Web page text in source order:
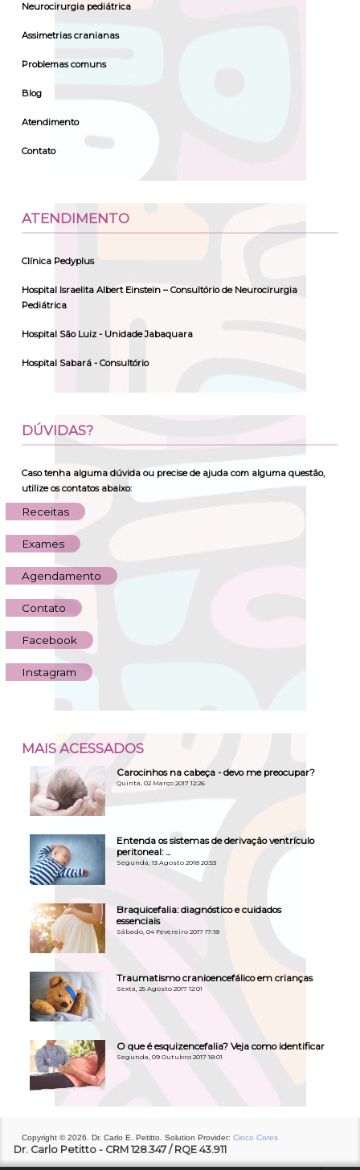
Neurocirurgia pediátrica
Assimetrias cranianas
Problemas comuns
Blog
Atendimento
Contato
ATENDIMENTO
Clínica Pedyplus
Hospital Israelita Albert Einstein – Consultório de Neurocirurgia
Pediátrica
Hospital São Luiz - Unidade Jabaquara
Hospital Sabará - Consultório
DÚVIDAS?
Caso tenha alguma dúvida ou precise de ajuda com alguma questão,
utilize os contatos abaixo:
Receitas
Exames
Agendamento
Contato
Facebook
Instagram
MAIS ACESSADOS
Carocinhos na cabeça - devo me preocupar?
Quinta, 02 Março 2017 12:26
Entenda os sistemas de derivação ventrículo
peritoneal: ...
Segunda, 13 Agosto 2018 20:53
Braquicefalia: diagnóstico e cuidados
essenciais
Sábado, 04 Fevereiro 2017 17:18
Traumatismo cranioencefálico em crianças
Sexta, 25 Agosto 2017 12:01
O que é esquizencefalia? Veja como identificar
Segunda, 09 Outubro 2017 18:01
Copyright © 2026. Dr. Carlo E. Petitto. Solution Provider: Cinco Cores
Dr. Carlo Petitto - CRM 128.347 / RQE 43.911